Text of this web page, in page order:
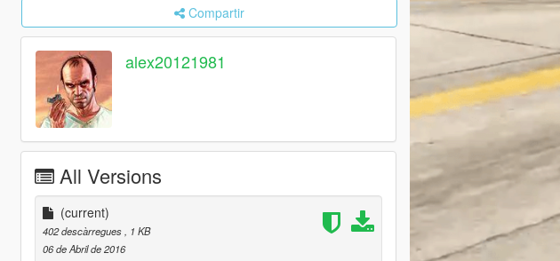
Compartir
alex20121981
All Versions
(current)
402 descàrregues
, 1 KB
06 de Abril de 2016